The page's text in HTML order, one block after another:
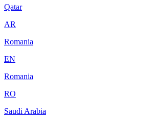
Qatar
AR
Romania
EN
Romania
RO
Saudi Arabia